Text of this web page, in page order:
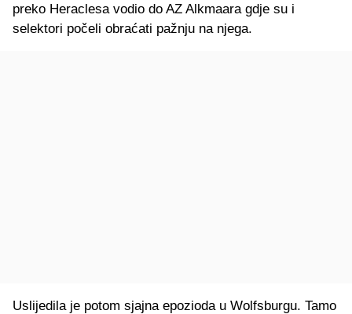
preko Heraclesa vodio do AZ Alkmaara gdje su i
selektori počeli obraćati pažnju na njega.
Uslijedila je potom sjajna epozioda u Wolfsburgu. Tamo